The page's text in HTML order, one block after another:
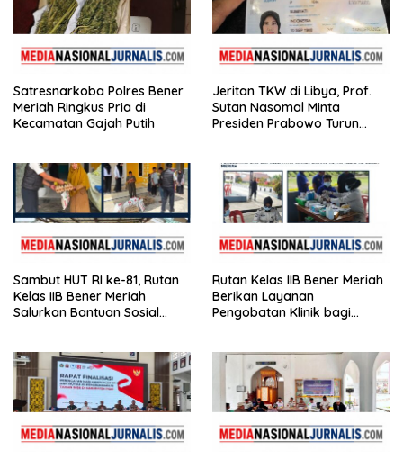
Satresnarkoba Polres Bener
Meriah Ringkus Pria di
Kecamatan Gajah Putih
Jeritan TKW di Libya, Prof.
Sutan Nasomal Minta
Presiden Prabowo Turun
Sambut HUT RI ke-81, Rutan
Kelas IIB Bener Meriah
Salurkan Bantuan Sosial
Rutan Kelas IIB Bener Meriah
Berikan Layanan
Pengobatan Klinik bagi